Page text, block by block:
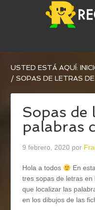
USTED ESTÁ AQUÍ:
/ SOPAS DE LETRAS
Sopas de
palabras
9 febrero, 2020 por
Hola a todos
En
tres sopas de letras
que localizar las
en los dibujos de las